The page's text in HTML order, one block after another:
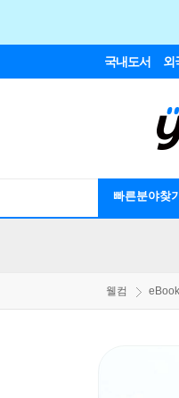
국내도서 외
빠른분야찾기
웰컴 eBook